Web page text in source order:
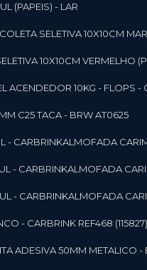
(PAPEIS) - LAR
COLETA SELETIVA 10X10CM
10X10CM VERMELHO
ACENDEDOR 10KG - FLOPS -
C25 TACA - BRW AT0625
- CARBRINK ALMOFADA
- CARBRINK ALMOFADA
- CARBRINK ALMOFADA
- CARBRINK REF468 (115827)
ADESIVA 50MM METALICO